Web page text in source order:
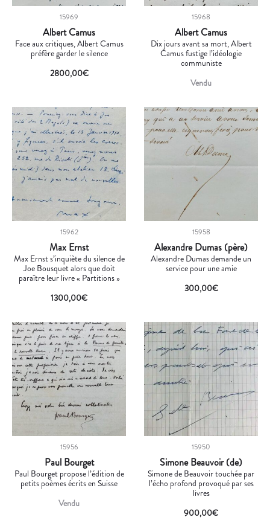
15969
Albert Camus
Face aux critiques, Albert Camus
préfère garder le silence
2800,00€
15968
Albert Camus
Dix jours avant sa mort, Albert
Camus fustige l’idéologie
communiste
Vendu
15962
Max Ernst
Max Ernst s’inquiète du silence de
Joe Bousquet alors que doit
paraître leur livre « Partitions »
1300,00€
15958
Alexandre Dumas (père)
Alexandre Dumas demande un
service pour une amie
300,00€
15956
Paul Bourget
Paul Bourget propose l’édition de
petits poèmes écrits en Suisse
Vendu
15950
Simone Beauvoir (de)
Simone de Beauvoir touchée par
l’écho profond provoqué par ses
livres
900,00€